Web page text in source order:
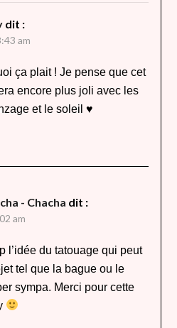
dit :
am
ça plait ! Je pense que cet
encore plus joli avec les
et le soleil ♥
- Chacha dit :
am
l’idée du tatouage qui peut
tel que la bague ou le
sympa. Merci pour cette